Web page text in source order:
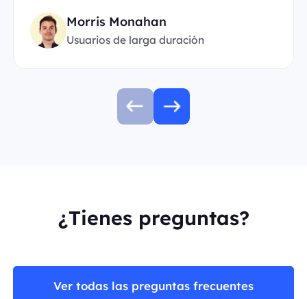
Morris Monahan
Usuarios de larga duración
¿Tienes preguntas?
Ver todas las preguntas frecuentes